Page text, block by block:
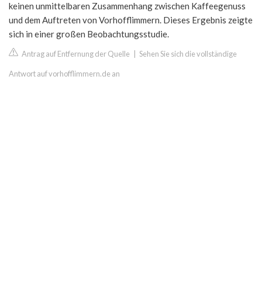
keinen unmittelbaren Zusammenhang zwischen Kaffeegenuss
und dem Auftreten von Vorhofflimmern. Dieses Ergebnis zeigte
sich in einer großen Beobachtungsstudie.
Antrag auf Entfernung der Quelle Sehen Sie sich die vollständige
Antwort auf vorhofflimmern.de an